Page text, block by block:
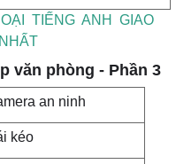
TIẾNG ANH GIAO
văn phòng - Phần 3
an ninh
kéo